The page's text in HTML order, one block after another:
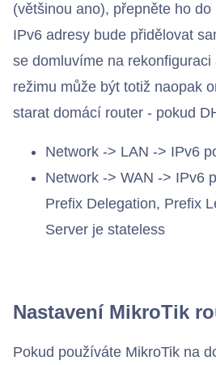
(většinou ano), přepněte ho
IPv6 adresy bude přidělovat
se domluvíme na rekonfiguraci
režimu může být totiž naopak
starat domácí router - pokud
Network -> LAN -> IPv6
Network -> WAN -> IPv6
Prefix Delegation, Prefix
Server je stateless
Nastavení MikroTik
Pokud používáte MikroTik na